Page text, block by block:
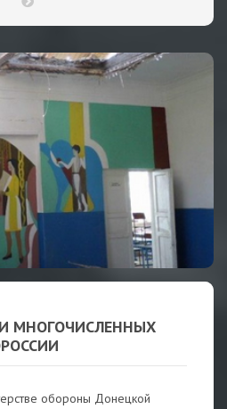
МНОГОЧИСЛЕННЫХ
обороны Донецкой